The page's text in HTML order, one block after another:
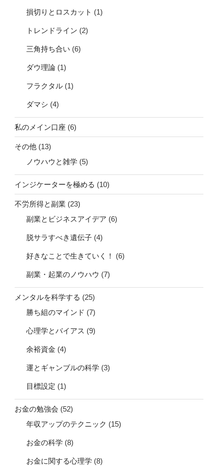
損切りとロスカット (1)
トレンドライン (2)
三角持ち合い (6)
ダウ理論 (1)
フラクタル (1)
ダマシ (4)
私のメイン口座 (6)
その他 (13)
ノウハウと雑学 (5)
インジケーターを極める (10)
不労所得と副業 (23)
副業とビジネスアイデア (6)
脱サラすべき遺伝子 (4)
好きなことで生きていく！ (6)
副業・起業のノウハウ (7)
メンタルを科学する (25)
勝ち組のマインド (7)
心理学とバイアス (9)
余裕資金 (4)
運とギャンブルの科学 (3)
目標設定 (1)
お金の勉強会 (52)
年収アップのテクニック (15)
お金の科学 (8)
お金に関する心理学 (8)